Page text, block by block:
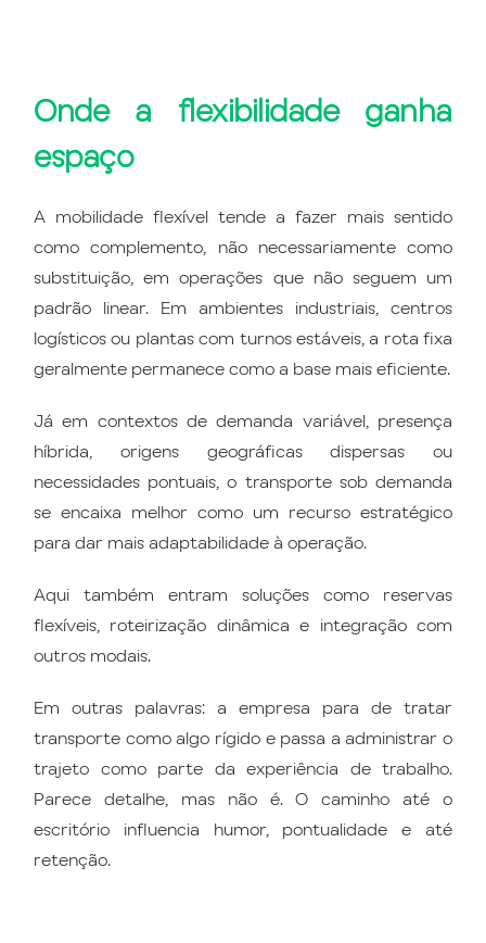
Onde a flexibilidade ganha
espaço
A mobilidade flexível tende a fazer mais sentido
como complemento, não necessariamente como
substituição, em operações que não seguem um
padrão linear. Em ambientes industriais, centros
logísticos ou plantas com turnos estáveis, a rota fixa
geralmente permanece como a base mais eficiente.
Já em contextos de demanda variável, presença
híbrida, origens geográficas dispersas ou
necessidades pontuais, o transporte sob demanda
se encaixa melhor como um recurso estratégico
para dar mais adaptabilidade à operação.
Aqui também entram soluções como reservas
flexíveis, roteirização dinâmica e integração com
outros modais.
Em outras palavras: a empresa para de tratar
transporte como algo rígido e passa a administrar o
trajeto como parte da experiência de trabalho.
Parece detalhe, mas não é. O caminho até o
escritório influencia humor, pontualidade e até
retenção.